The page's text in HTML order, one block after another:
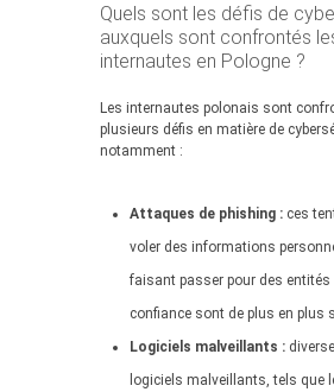
Quels sont les défis de
auxquels sont confrontés
internautes en Pologne ?
Les internautes polonais sont
plusieurs défis en matière de
notamment :
Attaques de phishing : ces
voler des informations
faisant passer pour des entités
confiance sont de plus en plus
Logiciels malveillants :
logiciels malveillants, tels que